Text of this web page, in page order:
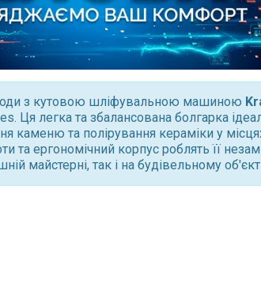
з кутовою шліфувальною машиною
Ця легка та збалансована болгарка
каменю та полірування кераміки у
та ергономічний корпус роблять її
майстерні, так і на будівельному